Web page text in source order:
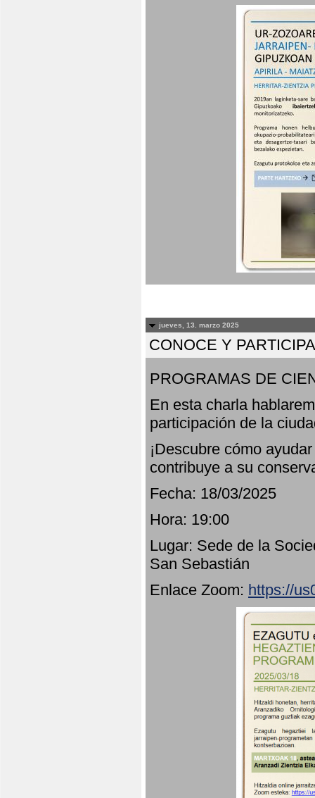
jueves, 13. marzo 2025
CONOCE Y
PROGRAMAS DE
En esta charla
participación de la
¡Descubre cómo
contribuye a su
Fecha: 18/03/2025
Hora: 19:00
Lugar: Sede de la
San Sebastián
Enlace Zoom: https://